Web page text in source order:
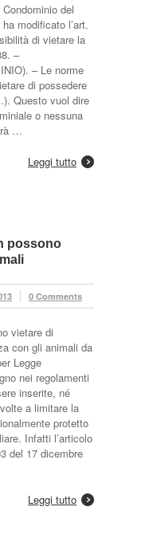
del
modificato l’art.
di vietare la
–
– Le norme
di possedere
Questo vuol dire
o nessuna
…
Leggi tutto
possono
0 Comments
vietare di
con gli animali da
Legge
nei regolamenti
inserite, né
a limitare la
protetto
Infatti l’articolo
del 17 dicembre
Leggi tutto